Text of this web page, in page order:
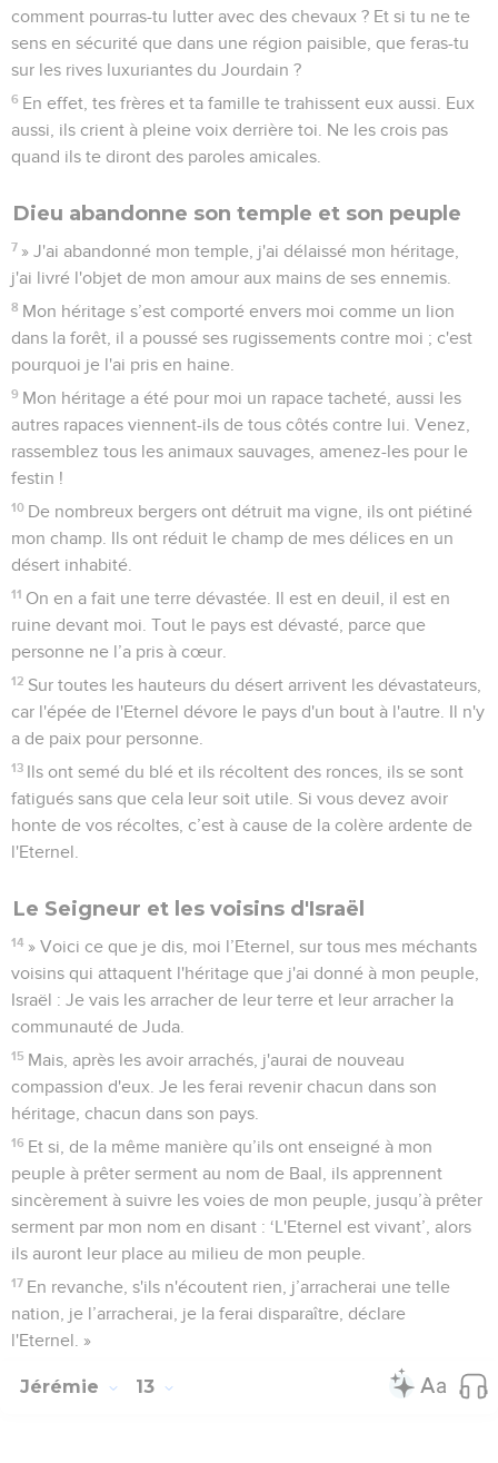
comment pourras-tu lutter avec des chevaux ? Et si tu ne te
sens en sécurité que dans une région paisible, que feras-tu
sur les rives luxuriantes du Jourdain ?
6 En effet, tes frères et ta famille te trahissent eux aussi. Eux
aussi, ils crient à pleine voix derrière toi. Ne les crois pas
quand ils te diront des paroles amicales.
Dieu abandonne son temple et son peuple
7 » J'ai abandonné mon temple, j'ai délaissé mon héritage,
j'ai livré l'objet de mon amour aux mains de ses ennemis.
8 Mon héritage s’est comporté envers moi comme un lion
dans la forêt, il a poussé ses rugissements contre moi ; c'est
pourquoi je l'ai pris en haine.
9 Mon héritage a été pour moi un rapace tacheté, aussi les
autres rapaces viennent-ils de tous côtés contre lui. Venez,
rassemblez tous les animaux sauvages, amenez-les pour le
festin !
10 De nombreux bergers ont détruit ma vigne, ils ont piétiné
mon champ. Ils ont réduit le champ de mes délices en un
désert inhabité.
11 On en a fait une terre dévastée. Il est en deuil, il est en
ruine devant moi. Tout le pays est dévasté, parce que
personne ne l’a pris à cœur.
12 Sur toutes les hauteurs du désert arrivent les dévastateurs,
car l'épée de l'Eternel dévore le pays d'un bout à l'autre. Il n'y
a de paix pour personne.
13 Ils ont semé du blé et ils récoltent des ronces, ils se sont
fatigués sans que cela leur soit utile. Si vous devez avoir
honte de vos récoltes, c’est à cause de la colère ardente de
l'Eternel.
Le Seigneur et les voisins d'Israël
14 » Voici ce que je dis, moi l’Eternel, sur tous mes méchants
voisins qui attaquent l'héritage que j'ai donné à mon peuple,
Israël : Je vais les arracher de leur terre et leur arracher la
communauté de Juda.
15 Mais, après les avoir arrachés, j'aurai de nouveau
compassion d'eux. Je les ferai revenir chacun dans son
héritage, chacun dans son pays.
16 Et si, de la même manière qu’ils ont enseigné à mon
peuple à prêter serment au nom de Baal, ils apprennent
sincèrement à suivre les voies de mon peuple, jusqu’à prêter
serment par mon nom en disant : ‘L'Eternel est vivant’, alors
ils auront leur place au milieu de mon peuple.
17 En revanche, s'ils n'écoutent rien, j’arracherai une telle
nation, je l’arracherai, je la ferai disparaître, déclare
l'Eternel. »
Jérémie 13